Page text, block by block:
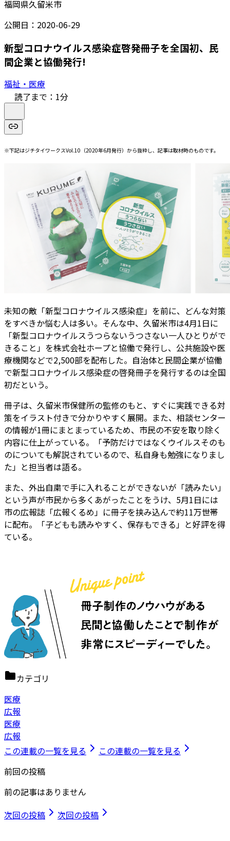
福岡県久留米市
公開日： 2020-06-29
新型コロナウイルス感染症啓発冊子を全国初、民
間企業と協働発行!
福祉・医療
読了まで： 1分
※下記はジチタイワークスVol.10（2020年6月発行）から抜粋し、記事は取材時のものです。
未知の敵「新型コロナウイルス感染症」を前に、どんな対策
をすべきか悩む人は多い。そんな中、久留米市は4月1日に
「新型コロナウイルスうつらないうつさない一人ひとりがで
きること」を株式会社ホープと協働で発行し、公共施設や医
療機関などで2,500部を配布した。自治体と民間企業が協働
で新型コロナウイルス感染症の啓発冊子を発行するのは全国
初だという。
冊子は、久留米市保健所の監修のもと、すぐに実践できる対
策をイラスト付きで分かりやすく展開。また、相談センター
の情報が1冊にまとまっているため、市民の不安を取り除く
内容に仕上がっている。「予防だけではなくウイルスそのも
のについても解説されているので、私自身も勉強になりまし
た」と担当者は語る。
また、外出自粛で手に入れることができないが「読みたい」
という声が市民から多くあがったことをうけ、5月1日には
市の広報誌「広報くるめ」に冊子を挟み込んで約11万世帯
に配布。「子どもも読みやすく、保存もできる」と好評を得
ている。
カテゴリ
医療
広報
医療
広報
この連載の一覧を見る
この連載の一覧を見る
前回の投稿
前の記事はありません
次回の投稿
次回の投稿